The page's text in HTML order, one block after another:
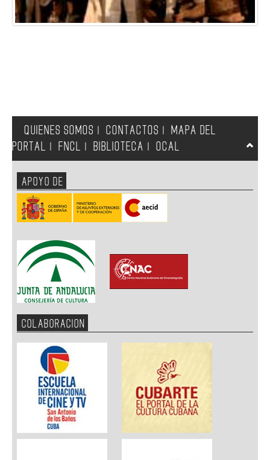
QUIENES SOMOS CONTACTOS
MAPA DEL
PORTAL
FNCL BIBLIOTECA OCAL
APOYO DE
COLABORACION